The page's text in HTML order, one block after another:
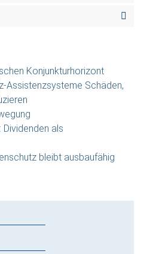
Konjunkturhorizont
Assistenzsysteme Schäden,
als
bleibt ausbaufähig